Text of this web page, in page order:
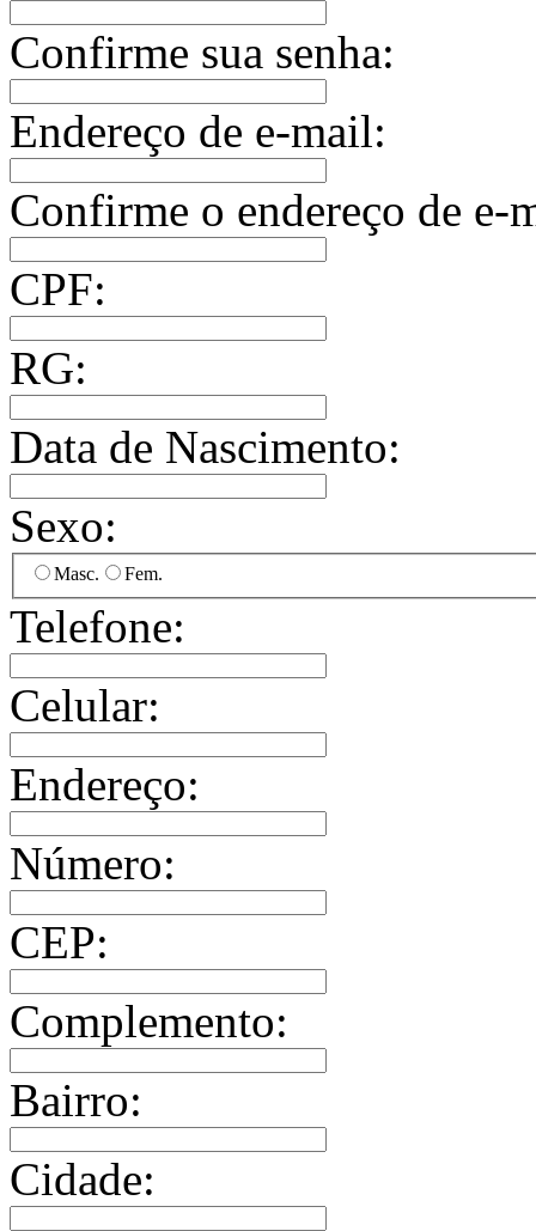
Confirme sua senha:
Endereço de e-mail:
Confirme o endereço de e-
CPF:
RG:
Data de Nascimento:
Sexo:
Masc. Fem.
Telefone:
Celular:
Endereço:
Número:
CEP:
Complemento:
Bairro:
Cidade: